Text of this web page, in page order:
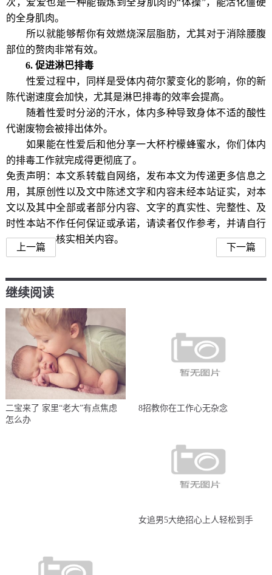
的全身肌肉。
所以就能够帮你有效燃烧深层脂肪，尤其对于消除腰腹
部位的赘肉非常有效。
6. 促进淋巴排毒
性爱过程中，同样是受体内荷尔蒙变化的影响，你的新
陈代谢速度会加快，尤其是淋巴排毒的效率会提高。
随着性爱时分泌的汗水，体内多种导致身体不适的酸性
代谢废物会被排出体外。
如果能在性爱后和他分享一大杯柠檬蜂蜜水，你们体内
的排毒工作就完成得更彻底了。
免责声明：本文系转载自网络，发布本文为传递更多信息之
用，其原创性以及文中陈述文字和内容未经本站证实，对本
文以及其中全部或者部分内容、文字的真实性、完整性、及
时性本站不作任何保证或承诺，请读者仅作参考，并请自行
核实相关内容。
上一篇 下一篇
继续阅读
二宝来了 家里“老大”有点焦虑
怎么办
8招教你在工作心无杂念
女追男5大绝招心上人轻松到手